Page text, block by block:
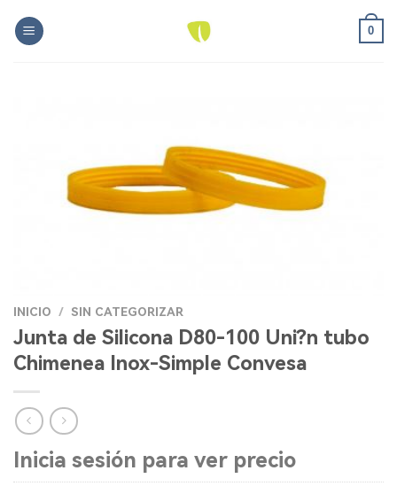
0
INICIO / SIN CATEGORIZAR
Junta de Silicona D80-100 Uni?n tubo
Chimenea Inox-Simple Convesa
Inicia sesión para ver precio